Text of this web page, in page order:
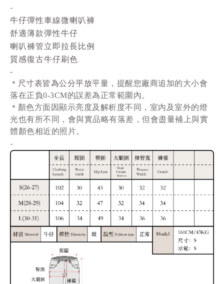
-
牛仔彈性車線微喇叭褲
舒適薄款彈性牛仔
喇叭褲管立即拉長比例
質感復古牛仔刷色
-
＊ 尺寸表皆為公分平放平量 ，提醒您廠商追加的大小會
落在正負0-3CM的誤差為正常範圍內。
＊ 顏色方面因顯示亮度及解析度不同，室內及室外的燈
光也有所不同，會與實品略有落差，但會盡量補上與實
體顏色相近的照片。
-